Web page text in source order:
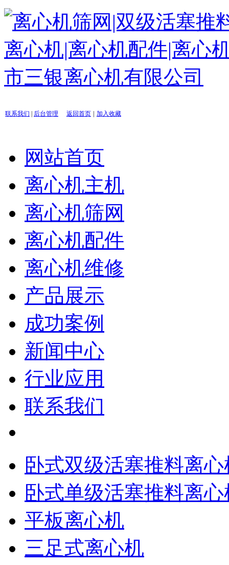
联系我们 后台管理 返回首页 | 加入收藏
网站首页
离心机主机
离心机筛网
离心机配件
离心机维修
产品展示
成功案例
新闻中心
行业应用
联系我们
卧式双级活塞推料离心
卧式单级活塞推料离心
平板离心机
三足式离心机